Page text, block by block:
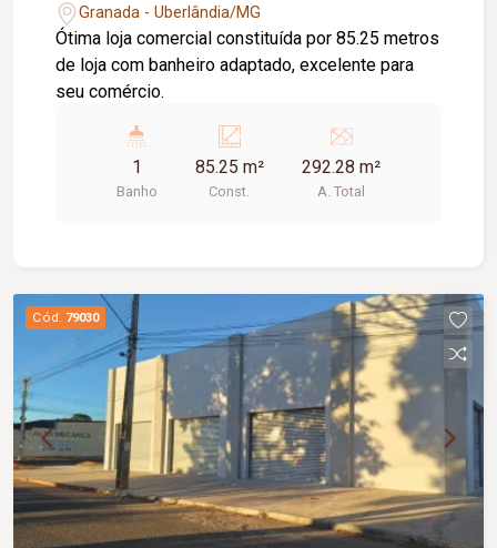
Granada - Uberlândia/MG
Ótima loja comercial constituída por 85.25 metros
de loja com banheiro adaptado, excelente para
seu comércio.
1
Banho
85.25 m²
Const.
292.28 m²
A. Total
Cód. 79030